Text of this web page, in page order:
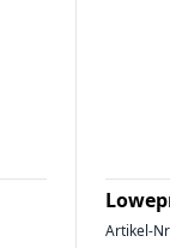
Artikel-